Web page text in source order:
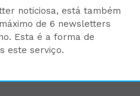
noticiosa, está também
de 6 newsletters
Esta é a forma de
este serviço.